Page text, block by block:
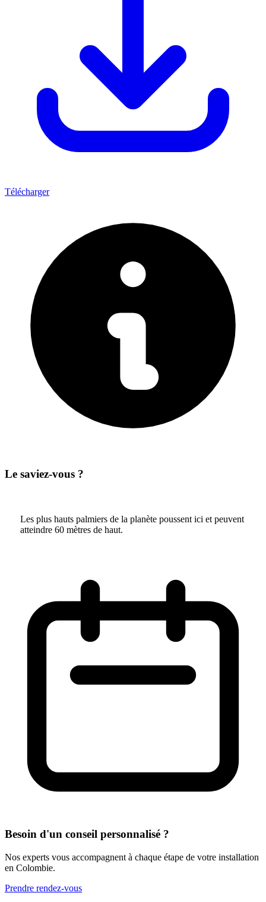
Télécharger
Le saviez-vous ?
Les plus hauts palmiers de la planète poussent ici et peuvent
atteindre 60 mètres de haut.
Besoin d'un conseil personnalisé ?
Nos experts vous accompagnent à chaque étape de votre installation
en Colombie.
Prendre rendez-vous